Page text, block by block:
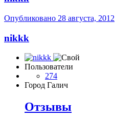
Опубликовано 28 августа, 2012
nikkk
Пользователи
274
Город Галич
Отзывы